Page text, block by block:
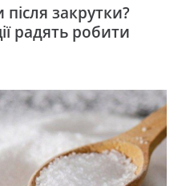
закрутки?
радять робити